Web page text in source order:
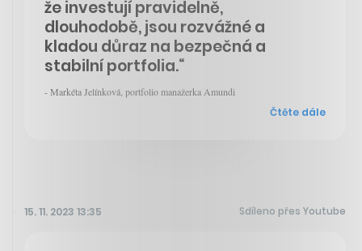
že investují pravidelně,
dlouhodobě, jsou rozvážné a
kladou důraz na bezpečná a
stabilní portfolia.“
- Markéta Jelínková, portfolio manažerka Amundi
Čtěte dále
15. 11. 2023 13:35 Sdíleno přes Youtube